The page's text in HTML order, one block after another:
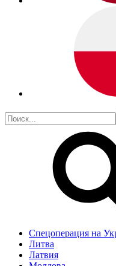
Спецоперация на
Литва
Латвия